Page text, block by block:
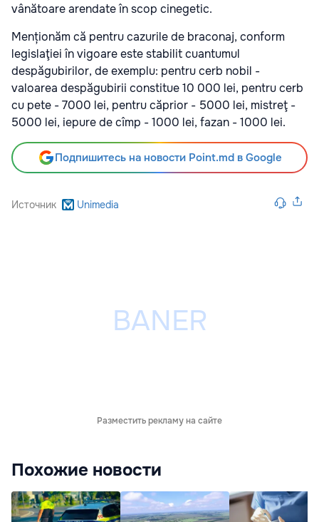
vânătoare arendate în scop cinegetic.
Menționăm că pentru cazurile de braconaj, conform
legislaţiei în vigoare este stabilit cuantumul
despăgubirilor, de exemplu: pentru cerb nobil -
valoarea despăgubirii constitue 10 000 lei, pentru cerb
cu pete - 7000 lei, pentru căprior - 5000 lei, mistreţ -
5000 lei, iepure de cîmp - 1000 lei, fazan - 1000 lei.
Подпишитесь на новости Point.md в Google
Источник Unimedia
Разместить рекламу на сайте
Похожие новости